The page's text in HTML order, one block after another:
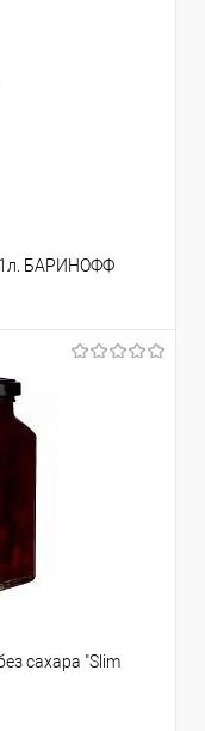
1л. БАРИНОФФ
В наличии
сахара "Slim